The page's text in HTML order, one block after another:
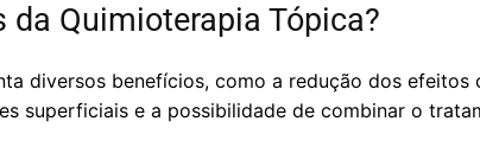
da Quimioterapia Tópica?
diversos benefícios, como a redução dos efeitos
superficiais e a possibilidade de combinar o